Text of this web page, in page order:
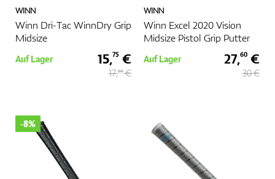
Entfernungsmesser & GPS
WINN
Winn Dri-Tac WinnDry Grip
Midsize
Auf Lager 15,75 €
17,50€
WINN
Winn Excel 2020 Vision
Midsize Pistol Grip Putter
Auf Lager 27,60 €
30 €
-8%